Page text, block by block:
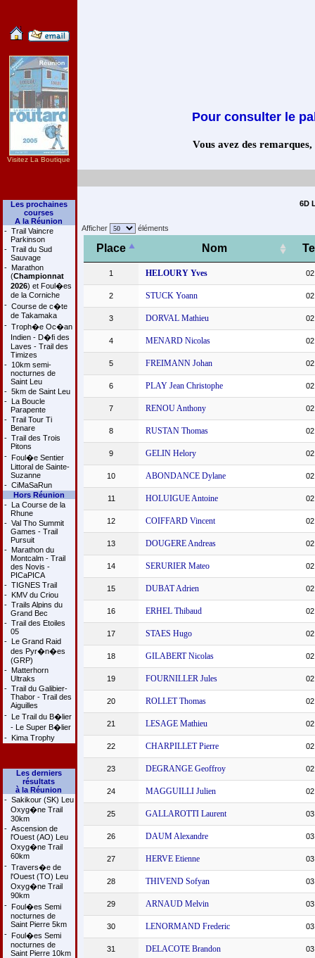
Visitez La Boutique
Les prochaines
courses
A la Réunion
- Trail Vaincre
Parkinson
- Trail du Sud
Sauvage
- Marathon
(Championnat
2026) et Foul�es
de la Corniche
- Course de c�te
de Takamaka
- Troph�e Oc�an
Indien - D�fi des
Laves - Trail des
Timizes
- 10km semi-
nocturnes de
Saint Leu
- 5km de Saint Leu
- La Boucle
Parapente
- Trail Tour Ti
Benare
- Trail des Trois
Pitons
- Foul�e Sentier
Littoral de Sainte-
Suzanne
- CiMaSaRun
Hors Réunion
- La Course de la
Rhune
- Val Tho Summit
Games - Trail
Pursuit
- Marathon du
Montcalm - Trail
des Novis -
PICaPICA
- TIGNES Trail
- KMV du Criou
- Trails Alpins du
Grand Bec
- Trail des Etoiles
05
- Le Grand Raid
des Pyr�n�es
(GRP)
- Matterhorn
Ultraks
- Trail du Galibier-
Thabor - Trail des
Aiguilles
- Le Trail du B�lier
- Le Super B�lier
- Kima Trophy
Les derniers
résultats
à la Réunion
- Sakikour (SK) Leu
Oxyg�ne Trail
30km
- Ascension de
l'Ouest (AO) Leu
Oxyg�ne Trail
60km
- Travers�e de
l'Ouest (TO) Leu
Oxyg�ne Trail
90km
- Foul�es Semi
nocturnes de
Saint Pierre 5km
- Foul�es Semi
nocturnes de
Saint Pierre 10km
Pour consulter le
Vous avez des
6D
Afficher éléments
Place Nom
1 HELOURY Yves
2 STUCK Yoann
3 DORVAL Mathieu
4 MENARD Nicolas
5 FREIMANN Johan
6 PLAY Jean Christophe
7 RENOU Anthony
8 RUSTAN Thomas
9 GELIN Helory
10 ABONDANCE Dylane
11 HOLUIGUE Antoine
12 COIFFARD Vincent
13 DOUGERE Andreas
14 SERURIER Mateo
15 DUBAT Adrien
16 ERHEL Thibaud
17 STAES Hugo
18 GILABERT Nicolas
19 FOURNILLER Jules
20 ROLLET Thomas
21 LESAGE Mathieu
22 CHARPILLET Pierre
23 DEGRANGE Geoffroy
24 MAGGUILLI Julien
25 GALLAROTTI Laurent
26 DAUM Alexandre
27 HERVE Etienne
28 THIVEND Sofyan
29 ARNAUD Melvin
30 LENORMAND Frederic
31 DELACOTE Brandon